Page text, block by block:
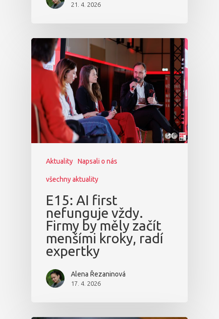
21. 4. 2026
Aktuality Napsali o nás
všechny aktuality
E15: AI first
nefunguje vždy.
Firmy by měly začít
menšími kroky, radí
expertky
Alena Řezaninová
17. 4. 2026